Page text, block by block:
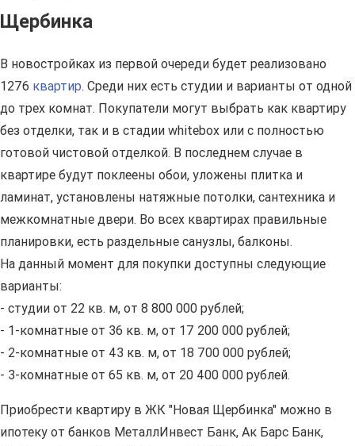
Щербинка
В новостройках из первой очереди будет реализовано
1276 квартир. Среди них есть студии и варианты от одной
до трех комнат. Покупатели могут выбрать как квартиру
без отделки, так и в стадии whitebox или с полностью
готовой чистовой отделкой. В последнем случае в
квартире будут поклеены обои, уложены плитка и
ламинат, установлены натяжные потолки, сантехника и
межкомнатные двери. Во всех квартирах правильные
планировки, есть раздельные санузлы, балконы.
На данный момент для покупки доступны следующие
варианты:
- студии от 22 кв. м, от 8 800 000 рублей;
- 1-комнатные от 36 кв. м, от 17 200 000 рублей;
- 2-комнатные от 43 кв. м, от 18 700 000 рублей;
- 3-комнатные от 65 кв. м, от 20 400 000 рублей.
Приобрести квартиру в ЖК "Новая Щербинка" можно в
ипотеку от банков МеталлИнвест Банк, Ак Барс Банк,